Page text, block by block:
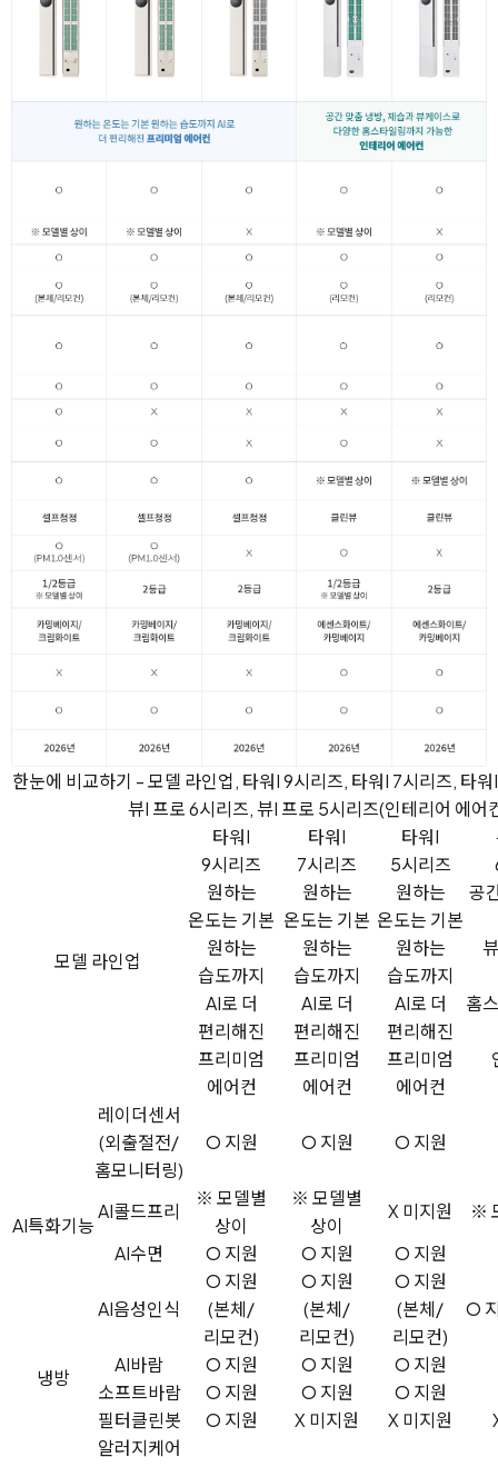
한눈에 비교하기 - 모델 라인업, 타워I 9시리즈, 타워I 7시리즈, 타
뷰I 프로 6시리즈, 뷰I 프로 5시리즈(인테리어 에어
모델 라인업
타워I
9시리즈
타워I
7시리즈
타워I
5시리즈
원하는
온도는 기본
원하는
습도까지
AI로 더
편리해진
프리미엄
에어컨
원하는
온도는 기본
원하는
습도까지
AI로 더
편리해진
프리미엄
에어컨
원하는
온도는 기본
원하는
습도까지
AI로 더
편리해진
프리미엄
에어컨
공
홈
AI특화기능
레이더센서
(외출절전/
홈모니터링)
O 지원 O 지원 O 지원
AI콜드프리
※ 모델별
상이
※ 모델별
상이
X 미지원
※
AI수면
O 지원 O 지원 O 지원
AI음성인식
O 지원
(본체/
리모컨)
O 지원
(본체/
리모컨)
O 지원
(본체/
리모컨)
O
냉방
AI바람 O 지원 O 지원
O 지원
소프트바람
O 지원 O 지원
O 지원
필터클린봇
O 지원 X 미지원 X 미지원
알러지케어